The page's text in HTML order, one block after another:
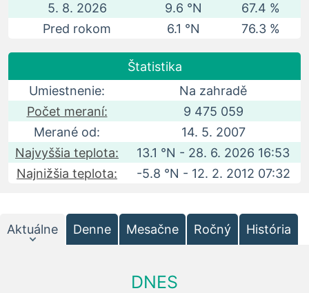
5. 8. 2026
9.6 °N
67.4 %
Pred rokom
6.1 °N 76.3 %
Štatistika
Umiestnenie:
Na zahradě
Počet meraní:
9 475 059
Merané od:
14. 5. 2007
Najvyššia teplota:
13.1 °N - 28. 6. 2026 16:53
Najnižšia teplota:
-5.8 °N - 12. 2. 2012 07:32
Aktuálne Denne Mesačne Ročný História
DNES